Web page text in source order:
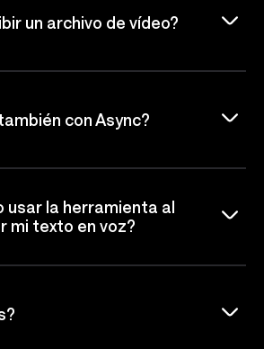
un archivo de vídeo?
con Async?
usar la herramienta al
mi texto en voz?